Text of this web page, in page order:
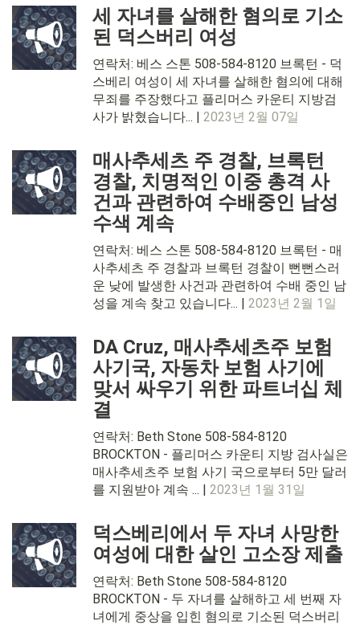
세 자녀를 살해한 혐의로 기소
된 덕스버리 여성
연락처: 베스 스톤 508-584-8120 브록턴 - 덕
스베리 여성이 세 자녀를 살해한 혐의에 대해
무죄를 주장했다고 플리머스 카운티 지방검
사가 밝혔습니다... | 2023년 2월 07일
매사추세츠 주 경찰, 브록턴
경찰, 치명적인 이중 총격 사
건과 관련하여 수배중인 남성
수색 계속
연락처: 베스 스톤 508-584-8120 브록턴 - 매
사추세츠 주 경찰과 브록턴 경찰이 뻔뻔스러
운 낮에 발생한 사건과 관련하여 수배 중인 남
성을 계속 찾고 있습니다... | 2023년 2월 1일
DA Cruz, 매사추세츠주 보험
사기국, 자동차 보험 사기에
맞서 싸우기 위한 파트너십 체
결
연락처: Beth Stone 508-584-8120
BROCKTON - 플리머스 카운티 지방 검사실은
매사추세츠주 보험 사기 국으로부터 5만 달러
를 지원받아 계속 ... | 2023년 1월 31일
덕스베리에서 두 자녀 사망한
여성에 대한 살인 고소장 제출
연락처: Beth Stone 508-584-8120
BROCKTON - 두 자녀를 살해하고 세 번째 자
녀에게 중상을 입힌 혐의로 기소된 덕스버리